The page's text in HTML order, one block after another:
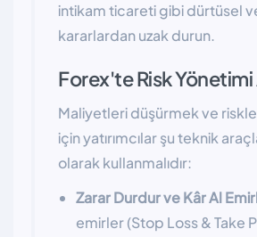
intikam ticareti gibi dürtüsel
kararlardan uzak durun.
Forex'te Risk Yönetimi
Maliyetleri düşürmek ve
için yatırımcılar şu teknik
olarak kullanmalıdır:
Zarar Durdur ve Kâr Al
emirler (Stop Loss & Take